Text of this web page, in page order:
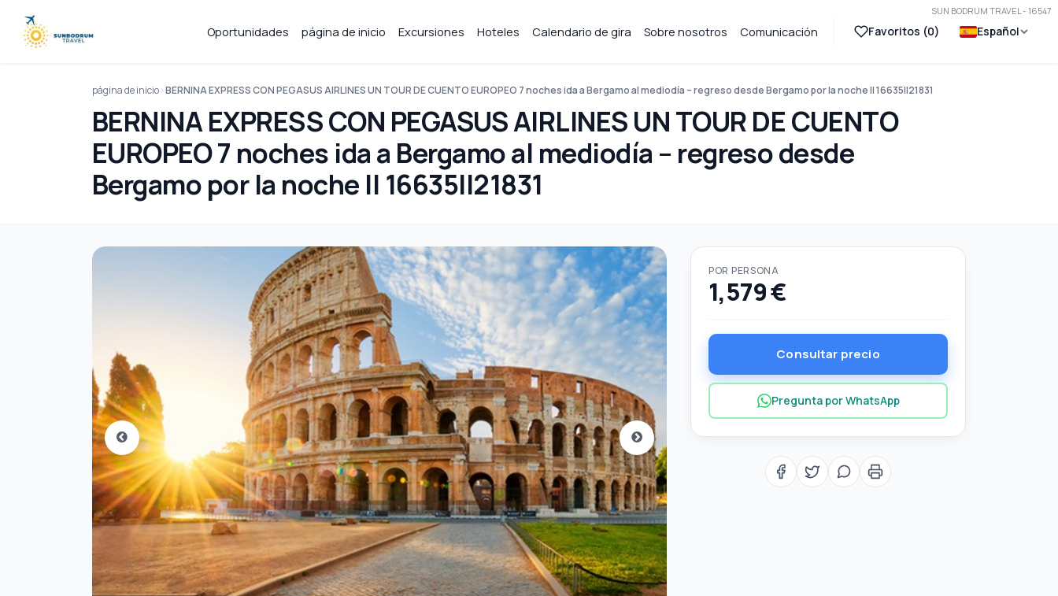
SUN BODRUM TRAVEL - 16547
Oportunidades página de inicio Excursiones Hoteles Calendario de gira Sobre nosotros Comunicación Favoritos (0) Español
página de inicio BERNINA EXPRESS CON PEGASUS AIRLINES UN TOUR DE CUENTO EUROPEO 7 noches ida a Bergamo al mediodía – regreso desde Bergamo por la noche || 16635||21831
BERNINA EXPRESS CON PEGASUS AIRLINES UN TOUR DE CUENTO
EUROPEO 7 noches ida a Bergamo al mediodía – regreso desde
Bergamo por la noche || 16635||21831
POR PERSONA
1,579 €
Consultar precio
Pregunta por WhatsApp